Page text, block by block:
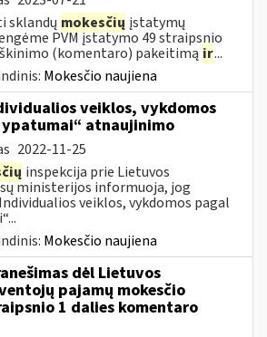
sklandų mokesčių įstatymų
PVM įstatymo 49 straipsnio
(komentaro) pakeitimą ir...
Mokesčio naujiena
veiklos, vykdomos
atnaujinimo
2022-11-25
inspekcija prie Lietuvos
ministerijos informuoja, jog
veiklos, vykdomos pagal
Mokesčio naujiena
dėl Lietuvos
pajamų mokesčio
1 dalies komentaro